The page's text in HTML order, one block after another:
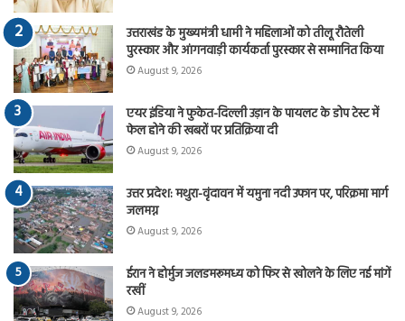
उत्तराखंड के मुख्यमंत्री धामी ने महिलाओं को तीलू रौतेली
पुरस्कार और आंगनवाड़ी कार्यकर्ता पुरस्कार से सम्मानित किया
August 9, 2026
एयर इंडिया ने फुकेत-दिल्ली उड़ान के पायलट के डोप टेस्ट में
फेल होने की खबरों पर प्रतिक्रिया दी
August 9, 2026
उत्तर प्रदेश: मथुरा-वृंदावन में यमुना नदी उफान पर, परिक्रमा मार्ग
जलमग्न
August 9, 2026
ईरान ने होर्मुज जलडमरूमध्य को फिर से खोलने के लिए नई मांगें
रखीं
August 9, 2026